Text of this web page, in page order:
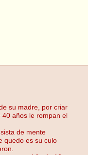
su madre, por criar
años le rompan el
de mente
quedo es su culo